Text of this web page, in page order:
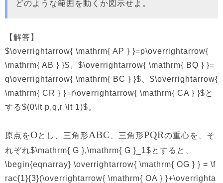
どのような範囲を動くか図示せよ。
【解答】
$\overrightarrow{ \mathrm{ AP } }=p\overrightarrow{
\mathrm{ AB } }$、$\overrightarrow{ \mathrm{ BQ } }=
q\overrightarrow{ \mathrm{ BC } }$、$\overrightarrow{
\mathrm{ CR } }=r\overrightarrow{ \mathrm{ CA } }$と
する$(0\lt p,q,r \lt 1)$。
原点をOとし、三角形 ABC 、三角形PQRの重心を、そ
れぞれ$\mathrm{ G },\mathrm{ G }_1$とすると、
\begin{eqnarray} \overrightarrow{ \mathrm{ OG } } = \f
rac{1}{3}(\overrightarrow{ \mathrm{ OA } }+\overrighta